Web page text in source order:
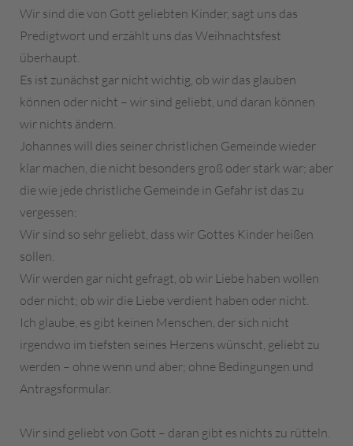
Wir sind die von Gott geliebten Kinder, sagt uns das
Predigtwort und erzählt uns das Weihnachtsfest
überhaupt.
Es ist zunächst gar nicht wichtig, ob wir das glauben
können oder nicht – wir sind geliebt, und daran können
wir nichts ändern.
Johannes will dies seiner christlichen Gemeinde wieder
klar machen, die nicht besonders groß oder stark war; aber
die wie jede christliche Gemeinde in Gefahr ist das zu
vergessen:
Wir sind so sehr geliebt, dass wir Gottes Kinder heißen
sollen.
Wir werden gar nicht gefragt, ob wir Liebe haben wollen
oder nicht; ob wir die Liebe verdient haben oder nicht.
Ich glaube, es gibt keinen Menschen, der sich nicht
irgendwo im tiefsten seines Herzens wünscht, geliebt zu
werden – ohne wenn und aber; ohne Bedingungen und
Antragsformular.
Wir sind geliebt von Gott – daran gibt es nichts zu rütteln.